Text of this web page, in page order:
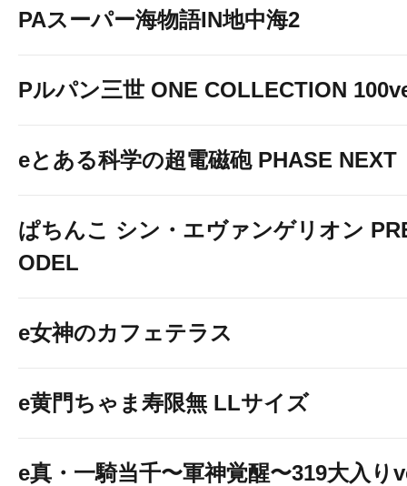
PAスーパー海物語IN地中海2
Pルパン三世 ONE COLLECTION
eとある科学の超電磁砲 PHASE NEXT
ぱちんこ シン・エヴァンゲリオン
ODEL
e女神のカフェテラス
e黄門ちゃま寿限無 LLサイズ
e真・一騎当千〜軍神覚醒〜319大入り